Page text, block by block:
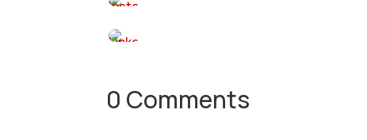
0 Comments